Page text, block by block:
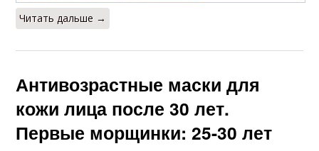
Читать дальше →
Антивозрастные маски для
кожи лица после 30 лет.
Первые морщинки: 25-30 лет